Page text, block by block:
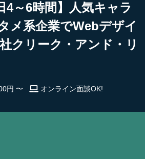
4～6時間】人気キャラ
メ系企業でWebデザイ
クリーク・アンド・リ
円 〜 オンライン面談OK!